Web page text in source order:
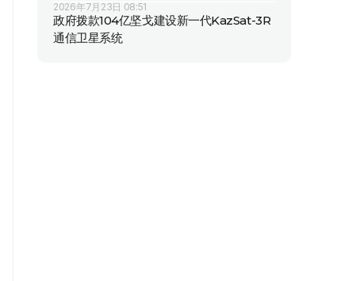
2026年7月23日 08:51
政府拨款104亿坚戈建设新一代KazSat-3R
通信卫星系统